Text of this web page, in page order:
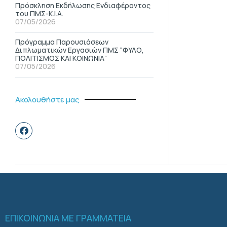
Πρόσκληση Εκδήλωσης Ενδιαφέροντος
του ΠΜΣ-Κ.Ι.Α.
07/05/2026
Πρόγραμμα Παρουσιάσεων
Διπλωματικών Εργασιών ΠΜΣ “ΦΥΛΟ,
ΠΟΛΙΤΙΣΜΟΣ ΚΑΙ ΚΟΙΝΩΝΙΑ”
07/05/2026
Ακολουθήστε μας
ΕΠΙΚΟΙΝΩΝΙΑ ΜΕ ΓΡΑΜΜΑΤΕΙΑ